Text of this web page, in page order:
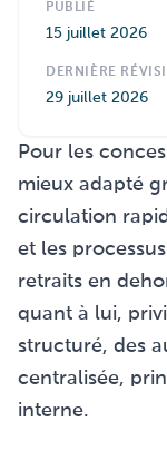
PUBLIÉ
15 juillet 2026
DERNIÈRE
29 juillet 2026
Pour les
mieux adapté
circulation
et les
retraits en
quant à lui,
structuré, des
centralisée,
interne.